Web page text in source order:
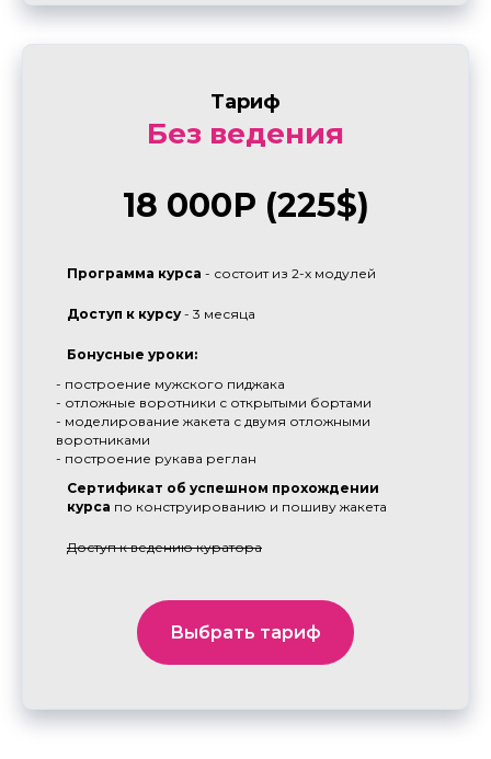
Тариф
Без ведения
18 000Р (225$)
Программа курса - состоит из 2-х модулей
Доступ к курсу- 3 месяца
Бонусные уроки:
- построение мужского пиджака
- отложные воротники с открытыми бортами
- моделирование жакета с двумя отложными
воротниками
- построение рукава реглан
Сертификат об успешном прохождении
курса по конструированию и пошиву жакета
Доступ к ведению куратора
Выбрать тариф
Политика конфиденциальности
Договор-оферта
Закрытый клуб AFS
Каталог выкроек
© Все права защищены
Метод Арон
Наши ученики